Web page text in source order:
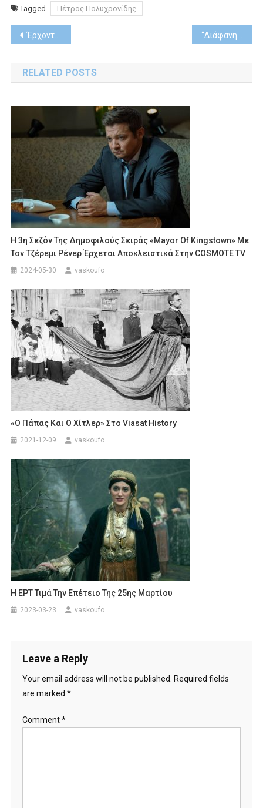
Tagged Πέτρος Πολυχρονίδης
Post
navigation
Έρχονται τον Ιούλιο στο Cinobo
RELATED POSTS
Η 3η Σεζόν Της Δημοφιλούς Σειράς «Mayor Of Kingstown» Με
Τον Τζέρεμι Ρένερ Έρχεται Αποκλειστικά Στην COSMOTE TV
2024-05-30 vaskoufo
«Ο Πάπας Και Ο Χίτλερ» Στο Viasat History
2021-12-09 vaskoufo
Η ΕΡΤ Τιμά Την Επέτειο Της 25ης Μαρτίου
2023-03-23 vaskoufo
Leave a Reply
Your email address will not be published.
Required fields
are marked *
Comment*